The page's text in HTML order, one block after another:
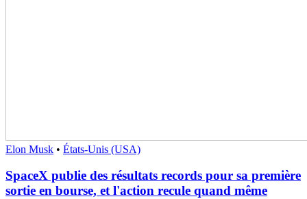
Elon Musk • États-Unis (USA)
SpaceX publie des résultats records pour sa première
sortie en bourse, et l'action recule quand même